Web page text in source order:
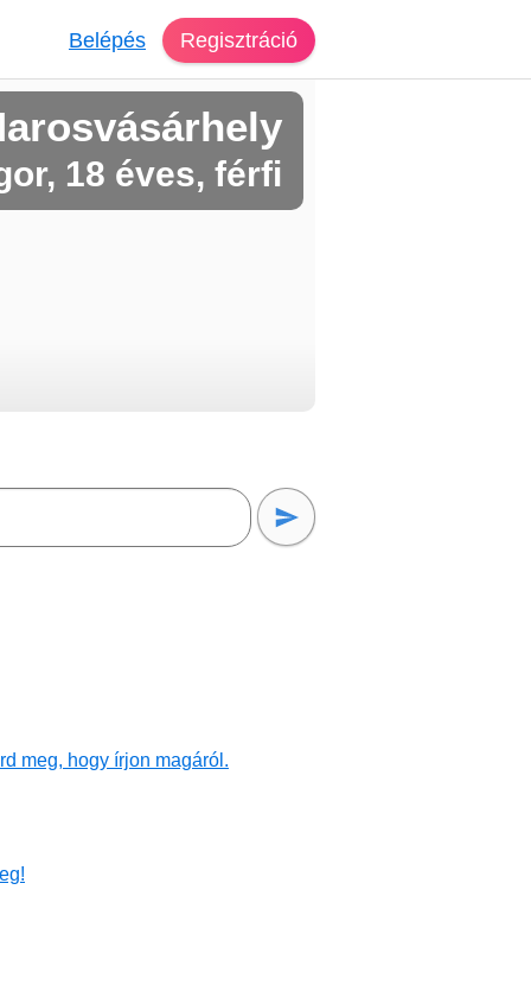
Belépés Regisztráció
18 éves, férfi
meg, hogy írjon magáról.